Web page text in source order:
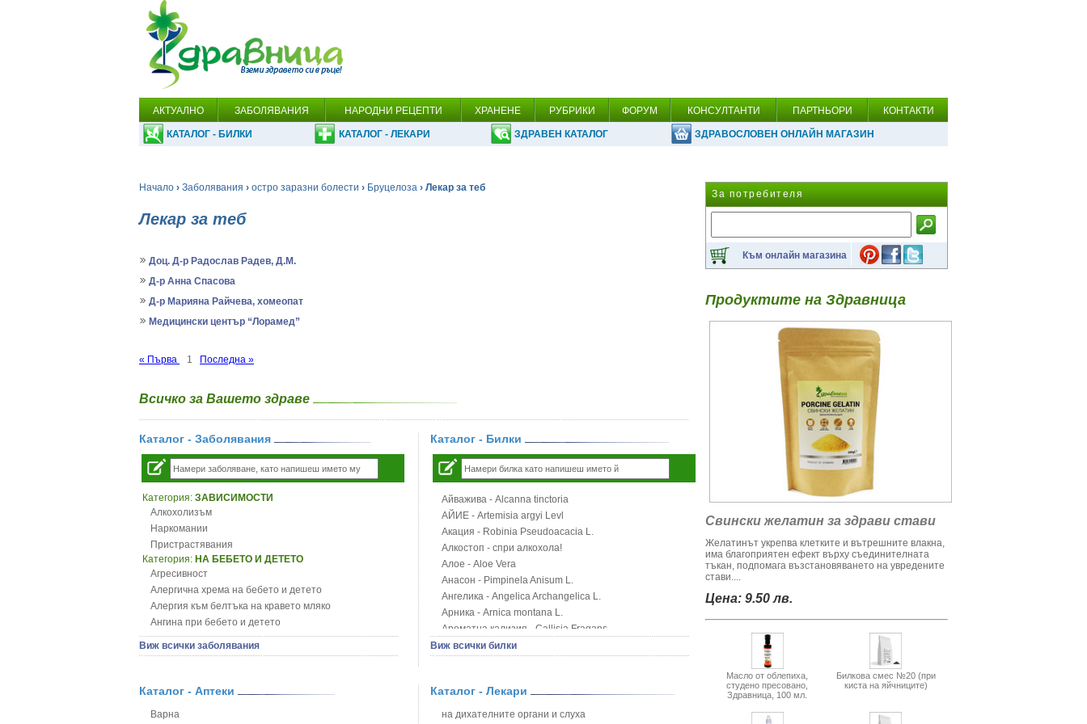
АКТУАЛНО ЗАБОЛЯВАНИЯ НАРОДНИ РЕЦЕПТИ ХРАНЕНЕ РУБРИКИ ФОРУМ КОНСУЛТАНТИ ПАРТНЬОРИ КОНТАКТИ
КАТАЛОГ - БИЛКИ КАТАЛОГ - ЛЕКАРИ ЗДРАВЕН КАТАЛОГ ЗДРАВОСЛОВЕН ОНЛАЙН МАГАЗИН
Начало › Заболявания › остро заразни болести › Бруцелоза › Лекар за теб
Лекар за теб
Доц. Д-р Радослав Радев, Д.М.
Д-р Анна Спасова
Д-р Марияна Райчева, хомеопат
Медицински център “Лорамед”
« Първа 1 Последна »
Всичко за Вашето здраве
Каталог - Заболявания
Категория: ЗАВИСИМОСТИ
Алкохолизъм
Наркомании
Пристрастявания
Категория: НА БЕБЕТО И ДЕТЕТО
Агресивност
Алергична хрема на бебето и детето
Алергия към белтъка на кравето мляко
Ангина при бебето и детето
Анемия при бебето и детето
Апетит - пълни деца
Безапетитие при бебето и детето
Бронхит и пневмония при деца
Виж всички заболявания
Каталог - Билки
Айважива - Alcanna tinctoria
АЙИЕ - Artemisia argyi Levl
Акация - Robinia Pseudoacacia L.
Алкостоп - спри алкохола!
Алое - Aloe Vera
Анасон - Pimpinela Anisum L.
Ангелика - Angelica Archangelica L.
Арника - Arnica montana L.
Ароматна кализия - Callisia Fragans
Арония - Sorbus melanocorpa
Блатен аир - Acorus calamus L.
Блатен тъжник - Spirea ulmaria L.
Виж всички билки
Каталог - Аптеки
Варна
Каталог - Лекари
на дихателните органи и слуха
За потребителя
Към онлайн магазина
Продуктите на Здравница
Свински желатин за здрави стави
Желатинът укрепва клетките и вътрешните влакна,
има благоприятен ефект върху съединителната
тъкан, подпомага възстановяването на увредените
стави....
Цена: 9.50 лв.
Масло от облепиха,
студено пресовано,
Здравница, 100 мл.
Билкова смес №20 (при
киста на яйчниците)